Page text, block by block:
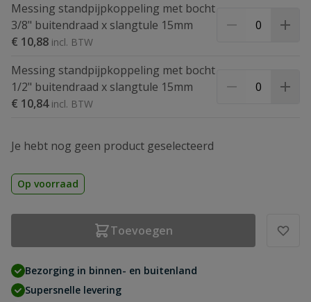
Messing standpijpkoppeling met bocht
3/8" buitendraad x slangtule 15mm
€ 10,88
Messing standpijpkoppeling met bocht
1/2" buitendraad x slangtule 15mm
€ 10,84
Je hebt nog geen product geselecteerd
Op voorraad
Toevoegen
Bezorging in binnen- en buitenland
Supersnelle levering